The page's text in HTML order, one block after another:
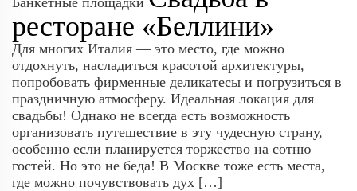
ресторане «Беллини»
Для многих Италия — это место, где можно
отдохнуть, насладиться красотой архитектуры,
попробовать фирменные деликатесы и погрузиться в
праздничную атмосферу. Идеальная локация для
свадьбы! Однако не всегда есть возможность
организовать путешествие в эту чудесную страну,
особенно если планируется торжество на сотню
гостей. Но это не беда! В Москве тоже есть места,
где можно почувствовать дух […]